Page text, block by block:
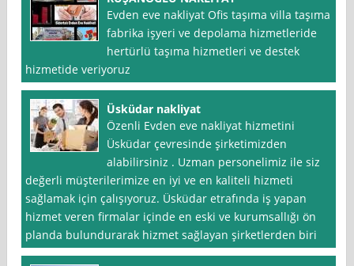
Evden eve nakliyat Ofis taşıma villa taşıma
fabrika işyeri ve depolama hizmetleride
hertürlü taşıma hizmetleri ve destek
hizmetide veriyoruz
Üsküdar nakliyat
Özenli Evden eve nakliyat hizmetini
Üsküdar çevresinde şirketimizden
alabilirsiniz . Uzman personelimiz ile siz
değerli müşterilerimize en iyi ve en kaliteli hizmeti
sağlamak için çalışıyoruz. Üsküdar etrafında iş yapan
hizmet veren firmalar içinde en eski ve kurumsallığı ön
planda bulundurarak hizmet sağlayan şirketlerden biri